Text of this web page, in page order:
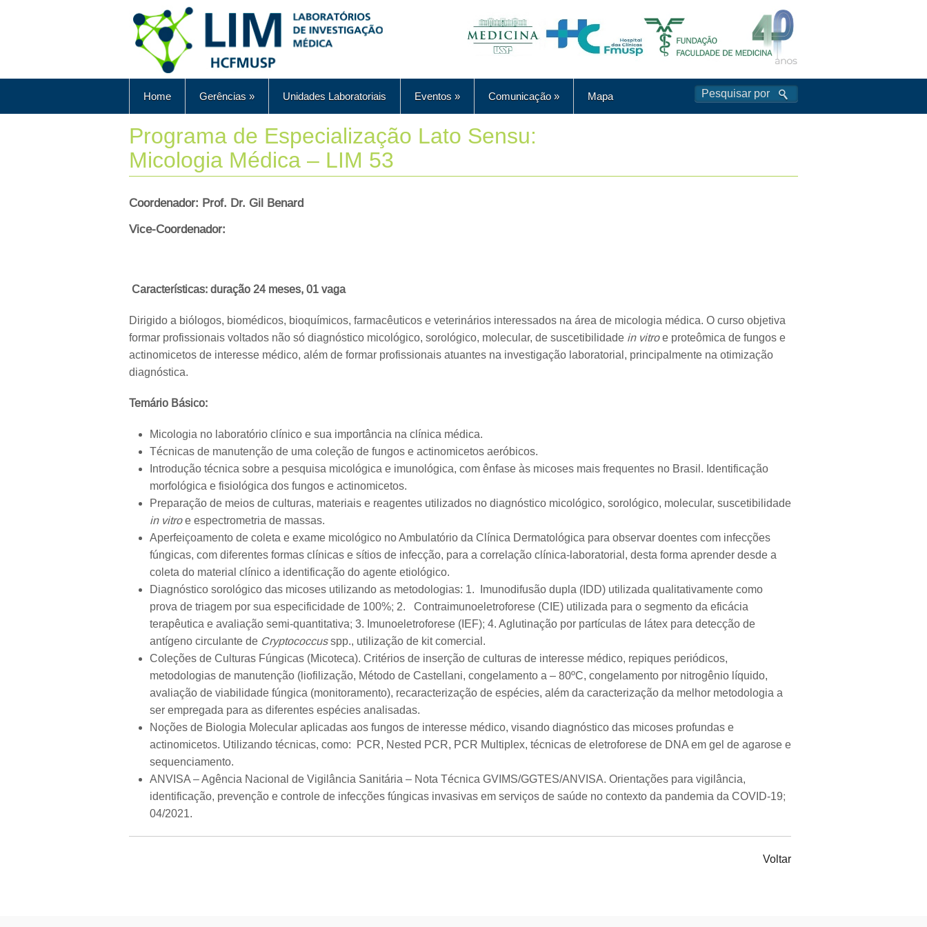
Home Gerências » Unidades Laboratoriais Eventos » Comunicação» Mapa
Programa de Especialização Lato Sensu:
Micologia Médica – LIM 53
Coordenador: Prof. Dr. Gil Benard
Vice-Coordenador:
Características: duração 24 meses, 01 vaga
Dirigido a biólogos, biomédicos, bioquímicos, farmacêuticos e veterinários interessados na área de micologia médica. O curso objetiva
formar profissionais voltados não só diagnóstico micológico, sorológico, molecular, de suscetibilidade in vitroe proteômica de fungos e
actinomicetos de interesse médico, além de formar profissionais atuantes na investigação laboratorial, principalmente na otimização
diagnóstica.
Temário Básico:
Micologia no laboratório clínico e sua importância na clínica médica.
Técnicas de manutenção de uma coleção de fungos e actinomicetos aeróbicos.
Introdução técnica sobre a pesquisa micológica e imunológica, com ênfase às micoses mais frequentes no Brasil. Identificação
morfológica e fisiológica dos fungos e actinomicetos.
Preparação de meios de culturas, materiais e reagentes utilizados no diagnóstico micológico, sorológico, molecular, suscetibilidade
in vitroe espectrometria de massas.
Aperfeiçoamento de coleta e exame micológico no Ambulatório da Clínica Dermatológica para observar doentes com infecções
fúngicas, com diferentes formas clínicas e sítios de infecção, para a correlação clínica-laboratorial, desta forma aprender desde a
coleta do material clínico a identificação do agente etiológico.
Diagnóstico sorológico das micoses utilizando as metodologias: 1. Imunodifusão dupla (IDD) utilizada qualitativamente como
prova de triagem por sua especificidade de 100%; 2. Contraimunoeletroforese (CIE) utilizada para o segmento da eficácia
terapêutica e avaliação semi-quantitativa; 3. Imunoeletroforese (IEF); 4. Aglutinação por partículas de látex para detecção de
antígeno circulante de Cryptococcusspp., utilização de kit comercial.
Coleções de Culturas Fúngicas (Micoteca). Critérios de inserção de culturas de interesse médico, repiques periódicos,
metodologias de manutenção (liofilização, Método de Castellani, congelamento a – 80ºC, congelamento por nitrogênio líquido,
avaliação de viabilidade fúngica (monitoramento), recaracterização de espécies, além da caracterização da melhor metodologia a
ser empregada para as diferentes espécies analisadas.
Noções de Biologia Molecular aplicadas aos fungos de interesse médico, visando diagnóstico das micoses profundas e
actinomicetos. Utilizando técnicas, como: PCR, Nested PCR, PCR Multiplex, técnicas de eletroforese de DNA em gel de agarose e
sequenciamento.
ANVISA – Agência Nacional de Vigilância Sanitária – Nota Técnica GVIMS/GGTES/ANVISA. Orientações para vigilância,
identificação, prevenção e controle de infecções fúngicas invasivas em serviços de saúde no contexto da pandemia da COVID-19;
04/2021.
Voltar